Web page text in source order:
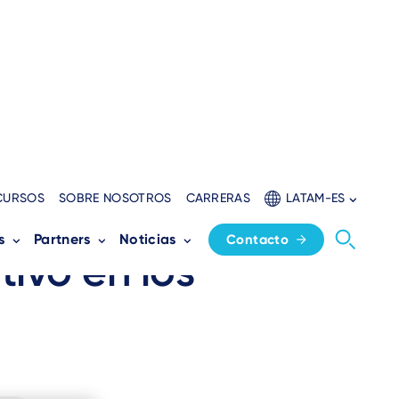
SOBRE NOSOTROS CARRERAS LATAM-ES
Partners Noticias Contacto
de pago
en los